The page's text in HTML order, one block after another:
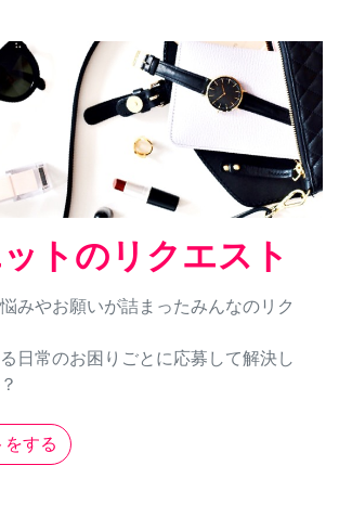
トのリクエスト
みやお願いが詰まったみんなのリク
日常のお困りごとに応募して解決し
をする